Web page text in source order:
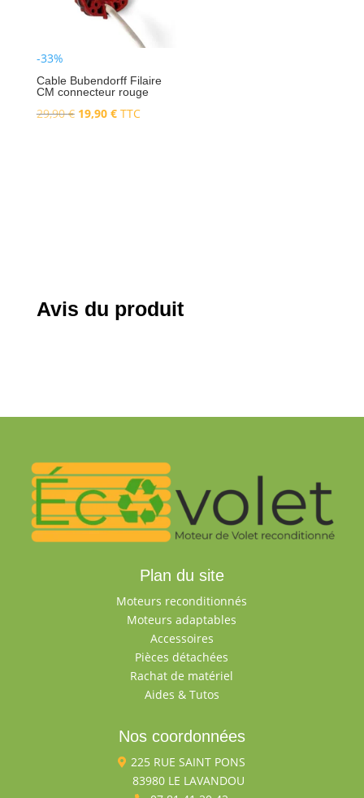
-33%
Cable Bubendorff Filaire
CM connecteur rouge
29,90€ Le
19,90 €Le
TTC
Avis du produit
Plan du site
Moteurs reconditionnés
Moteurs adaptables
Accessoires
Pièces détachées
Rachat de matériel
Aides & Tutos
Nos coordonnées
 225 RUE SAINT PONS
83980 LE LAVANDOU